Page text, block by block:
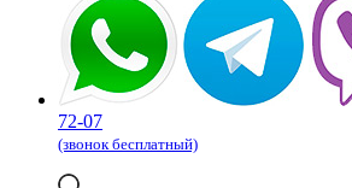
72-07
(звонок бесплатный)